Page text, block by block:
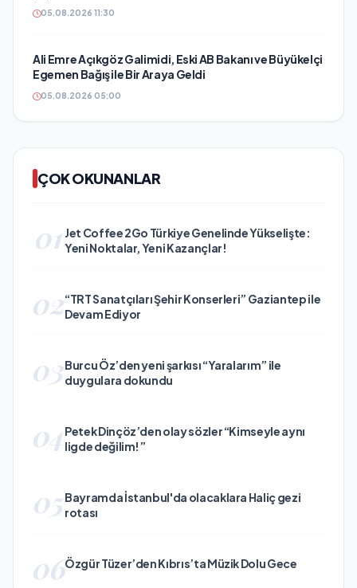
05.08.2026 11:30
Ali Emre Açıkgöz Galimidi, Eski AB Bakanı ve Büyükelçi
Egemen Bağış ile Bir Araya Geldi
05.08.2026 05:00
ÇOK OKUNANLAR
01 Jet Coffee 2Go Türkiye Genelinde Yükselişte:
Yeni Noktalar, Yeni Kazançlar!
02“TRT Sanatçıları Şehir Konserleri” Gaziantep ile
Devam Ediyor
03Burcu Öz’den yeni şarkısı “Yaralarım” ile
duygulara dokundu
04Petek Dinçöz’den olay sözler “Kimseyle aynı
ligde değilim!”
05Bayramda İstanbul'da olacaklara Haliç gezi
rotası
06Özgür Tüzer’den Kıbrıs’ta Müzik Dolu Gece